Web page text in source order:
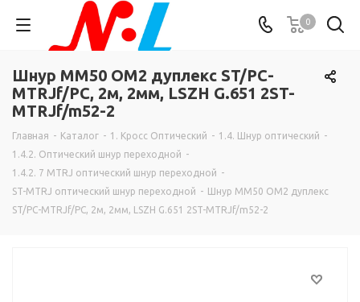
0
Шнур MM50 OM2 дуплекс ST/PC-
MTRJf/PC, 2м, 2мм, LSZH G.651 2ST-
MTRJf/m52-2
Главная - Каталог - 1. Кросс Оптический - 1.4. Шнур оптический -
1.4.2. Оптический шнур переходной -
1.4.2. 7 MTRJ оптический шнур переходной -
ST-MTRJ оптический шнур переходной - Шнур MM50 OM2 дуплекс
ST/PC-MTRJf/PC, 2м, 2мм, LSZH G.651 2ST-MTRJf/m52-2